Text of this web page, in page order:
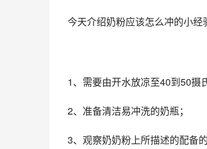
今天介绍奶粉应该怎么冲的小经
1、需要由开水放凉至40到50摄
2、准备清洁易冲洗的奶瓶；
3、观察奶奶粉上所描述的配备